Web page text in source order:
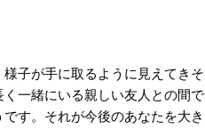
子が手に取るように見えてきそ
一緒にいる親しい友人との間で
す。それが今後のあなたを大き